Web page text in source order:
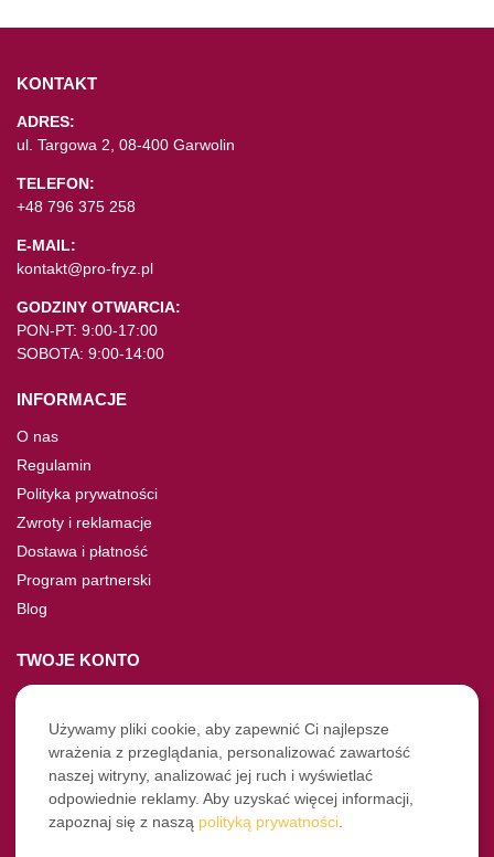
KONTAKT
ADRES:
ul. Targowa 2, 08-400 Garwolin
TELEFON:
+48 796 375 258
E-MAIL:
kontakt@pro-fryz.pl
GODZINY OTWARCIA:
PON-PT: 9:00-17:00
SOBOTA: 9:00-14:00
INFORMACJE
O nas
Regulamin
Polityka prywatności
Zwroty i reklamacje
Dostawa i płatność
Program partnerski
Blog
TWOJE KONTO
Moje konto
Nie pamiętasz hasła?
Twoje zamówienia
NASZE SOCIALE
Używamy pliki cookie, aby zapewnić Ci najlepsze
wrażenia z przeglądania, personalizować zawartość
naszej witryny, analizować jej ruch i wyświetlać
odpowiednie reklamy. Aby uzyskać więcej informacji,
zapoznaj się z naszą polityką prywatności